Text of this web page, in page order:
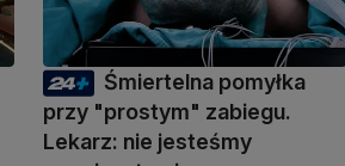
Śmiertelna pomyłka
przy "prostym" zabiegu.
Lekarz: nie jesteśmy